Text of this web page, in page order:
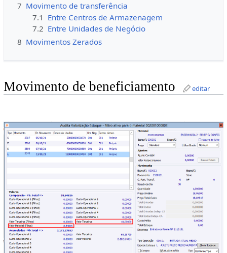
7 Movimento de transferência
7.1 Entre Centros de Armazenagem
7.2 Entre Unidades de Negócio
8 Movimentos Zerados
Movimento de beneficiamento editar